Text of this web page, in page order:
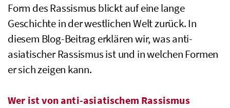
Form des Rassismus blickt auf eine lange
Geschichte in der westlichen Welt zurück. In
diesem Blog-Beitrag erklären wir, was anti-
asiatischer Rassismus ist und in welchen Formen
er sich zeigen kann.
Wer ist von anti-asiatischem Rassismus